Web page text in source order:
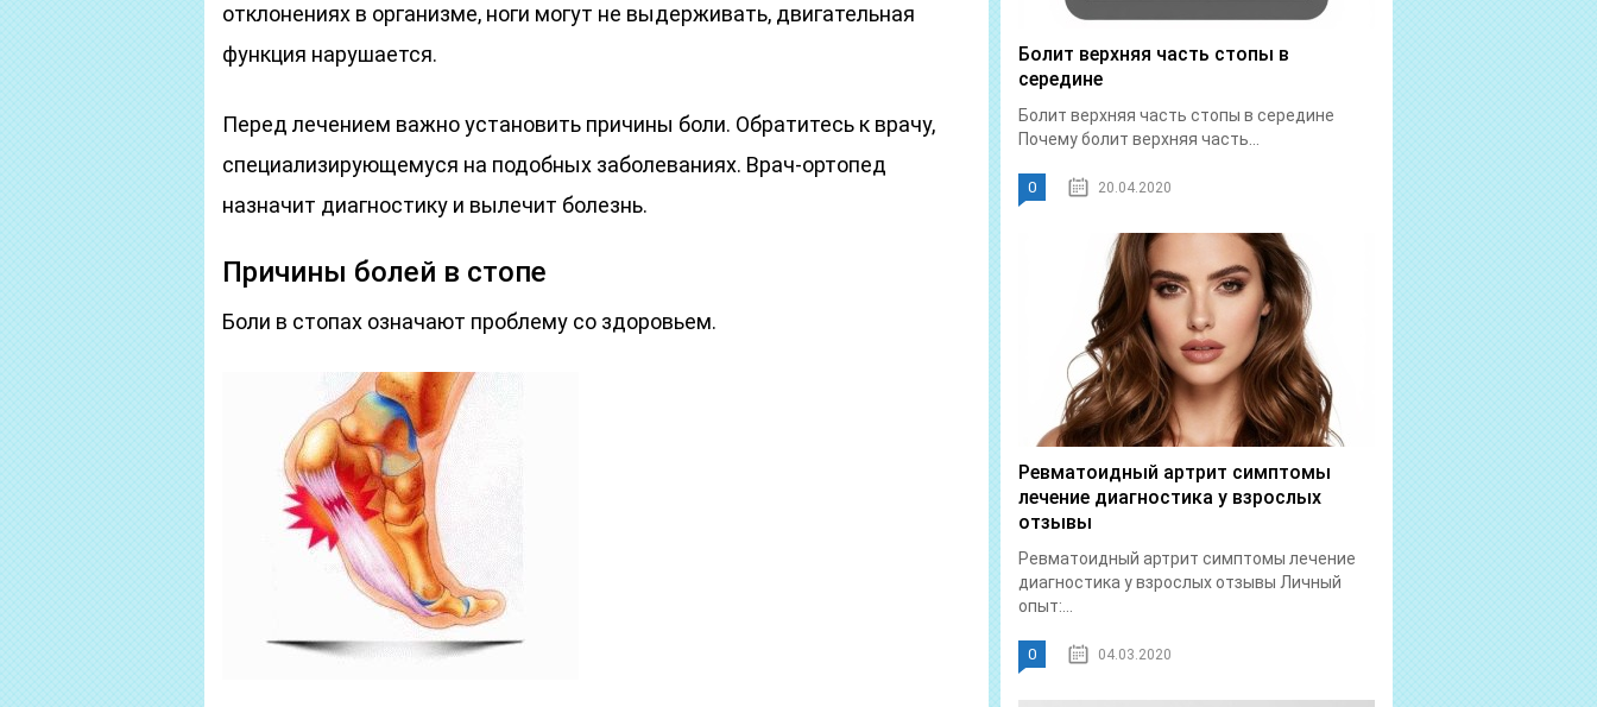
отклонениях в организме, ноги могут не выдерживать, двигательная
функция нарушается.
Перед лечением важно установить причины боли. Обратитесь к врачу,
специализирующемуся на подобных заболеваниях. Врач-ортопед
назначит диагностику и вылечит болезнь.
Причины болей в стопе
Боли в стопах означают проблему со здоровьем.
Болит верхняя часть стопы в
середине
Болит верхняя часть стопы в середине
Почему болит верхняя часть...
0 20.04.2020
Ревматоидный артрит симптомы
лечение диагностика у взрослых
отзывы
Ревматоидный артрит симптомы лечение
диагностика у взрослых отзывы Личный
опыт:...
0 04.03.2020